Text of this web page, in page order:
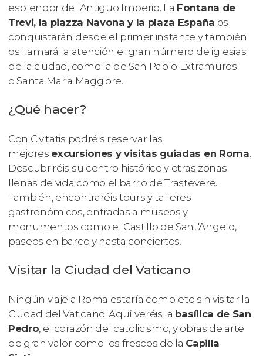
esplendor del Antiguo Imperio. La Fontana de
Trevi, la piazza Navona y la plaza España os
conquistarán desde el primer instante y también
os llamará la atención el gran número de iglesias
de la ciudad, como la de San Pablo Extramuros
o Santa Maria Maggiore.
¿Qué hacer?
Con Civitatis podréis reservar las
mejores excursiones y visitas guiadas en Roma.
Descubriréis su centro histórico y otras zonas
llenas de vida como el barrio de Trastevere.
También, encontraréis tours y talleres
gastronómicos, entradas a museos y
monumentos como el Castillo de Sant'Angelo,
paseos en barco y hasta conciertos.
Visitar la Ciudad del Vaticano
Ningún viaje a Roma estaría completo sin visitar la
Ciudad del Vaticano. Aquí veréis la basílica de San
Pedro, el corazón del catolicismo, y obras de arte
de gran valor como los frescos de la Capilla